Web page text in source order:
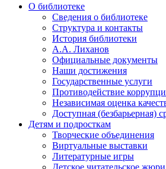
О библиотеке
Сведения о библиотеке
Структура и контакты
История библиотеки
А.А. Лиханов
Официальные документы
Наши достижения
Государственные услуги
Противодействие
Независимая оценка
Доступная (безбарьерная)
Детям и подросткам
Творческие объединения
Виртуальные выставки
Литературные игры
Детское читательское жюри